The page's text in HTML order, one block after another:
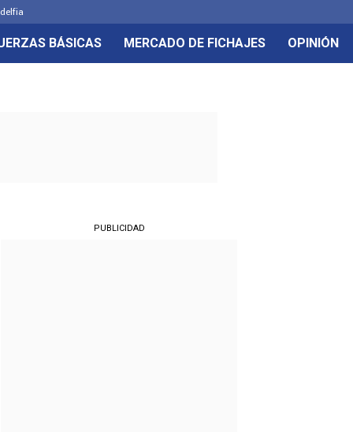
BÁSICAS MERCADO DE FICHAJES OPINIÓN
PUBLICIDAD